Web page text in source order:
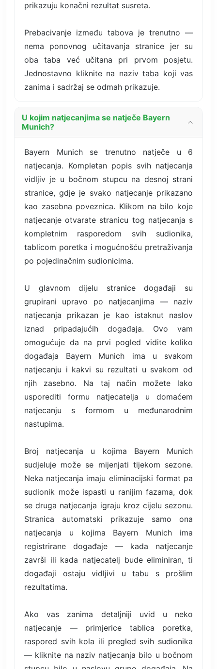
prikazuju konačni rezultat susreta.
Prebacivanje između tabova je trenutno —
nema ponovnog učitavanja stranice jer su
oba taba već učitana pri prvom posjetu.
Jednostavno kliknite na naziv taba koji vas
zanima i sadržaj se odmah prikazuje.
U kojim natjecanjima se natječe Bayern
Munich?
Bayern Munich se trenutno natječe u 6
natjecanja. Kompletan popis svih natjecanja
vidljiv je u bočnom stupcu na desnoj strani
stranice, gdje je svako natjecanje prikazano
kao zasebna poveznica. Klikom na bilo koje
natjecanje otvarate stranicu tog natjecanja s
kompletnim rasporedom svih sudionika,
tablicom poretka i mogućnošću pretraživanja
po pojedinačnim sudionicima.
U glavnom dijelu stranice događaji su
grupirani upravo po natjecanjima — naziv
natjecanja prikazan je kao istaknut naslov
iznad pripadajućih događaja. Ovo vam
omogućuje da na prvi pogled vidite koliko
događaja Bayern Munich ima u svakom
natjecanju i kakvi su rezultati u svakom od
njih zasebno. Na taj način možete lako
usporediti formu natjecatelja u domaćem
natjecanju s formom u međunarodnim
nastupima.
Broj natjecanja u kojima Bayern Munich
sudjeluje može se mijenjati tijekom sezone.
Neka natjecanja imaju eliminacijski format pa
sudionik može ispasti u ranijim fazama, dok
se druga natjecanja igraju kroz cijelu sezonu.
Stranica automatski prikazuje samo ona
natjecanja u kojima Bayern Munich ima
registrirane događaje — kada natjecanje
završi ili kada natjecatelj bude eliminiran, ti
događaji ostaju vidljivi u tabu s prošlim
rezultatima.
Ako vas zanima detaljniji uvid u neko
natjecanje — primjerice tablica poretka,
raspored svih kola ili pregled svih sudionika
— kliknite na naziv natjecanja bilo u bočnom